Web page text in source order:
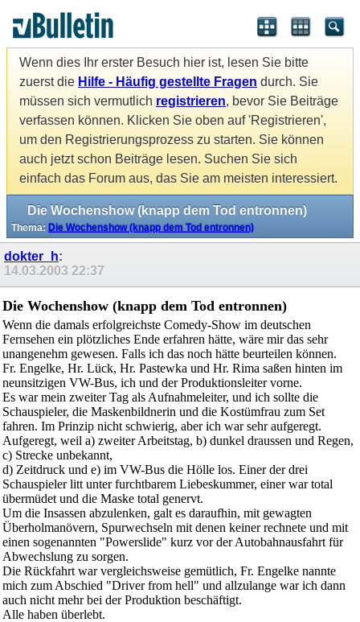
Wenn dies Ihr erster Besuch hier ist, lesen Sie bitte
zuerst die Hilfe - Häufig gestellte Fragen durch. Sie
müssen sich vermutlich registrieren, bevor Sie Beiträge
verfassen können. Klicken Sie oben auf 'Registrieren',
um den Registrierungsprozess zu starten. Sie können
auch jetzt schon Beiträge lesen. Suchen Sie sich
einfach das Forum aus, das Sie am meisten interessiert.
Die Wochenshow (knapp dem Tod entronnen)
Thema: Die Wochenshow (knapp dem Tod entronnen)
dokter_h:
14.03.2003 22:37
Die Wochenshow (knapp dem Tod entronnen)
Wenn die damals erfolgreichste Comedy-Show im deutschen
Fernsehen ein plötzliches Ende erfahren hätte, wäre mir das sehr
unangenehm gewesen. Falls ich das noch hätte beurteilen können.
Fr. Engelke, Hr. Lück, Hr. Pastewka und Hr. Rima saßen hinten im
neunsitzigen VW-Bus, ich und der Produktionsleiter vorne.
Es war mein zweiter Tag als Aufnahmeleiter, und ich sollte die
Schauspieler, die Maskenbildnerin und die Kostümfrau zum Set
fahren. Im Prinzip nicht schwierig, aber ich war sehr aufgeregt.
Aufgeregt, weil a) zweiter Arbeitstag, b) dunkel draussen und Regen,
c) Strecke unbekannt,
d) Zeitdruck und e) im VW-Bus die Hölle los. Einer der drei
Schauspieler litt unter furchtbarem Liebeskummer, einer war total
übermüdet und die Maske total genervt.
Um die Insassen abzulenken, galt es daraufhin, mit gewagten
Überholmanövern, Spurwechseln mit denen keiner rechnete und mit
einen sogenannten "Powerslide" kurz vor der Autobahnausfahrt für
Abwechslung zu sorgen.
Die Rückfahrt war vergleichsweise gemütlich, Fr. Engelke nannte
mich zum Abschied "Driver from hell" und allzulange war ich dann
auch nicht mehr bei der Produktion beschäftigt.
Alle haben überlebt.